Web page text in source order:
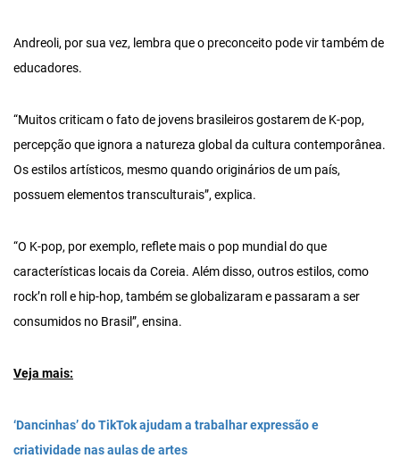
Andreoli, por sua vez, lembra que o preconceito pode vir também de
educadores.
“Muitos criticam o fato de jovens brasileiros gostarem de K-pop,
percepção que ignora a natureza global da cultura contemporânea.
Os estilos artísticos, mesmo quando originários de um país,
possuem elementos transculturais”, explica.
“O K-pop, por exemplo, reflete mais o pop mundial do que
características locais da Coreia. Além disso, outros estilos, como
rock’n roll e hip-hop, também se globalizaram e passaram a ser
consumidos no Brasil”, ensina.
Veja mais:
‘Dancinhas’ do TikTok ajudam a trabalhar expressão e
criatividade nas aulas de artes